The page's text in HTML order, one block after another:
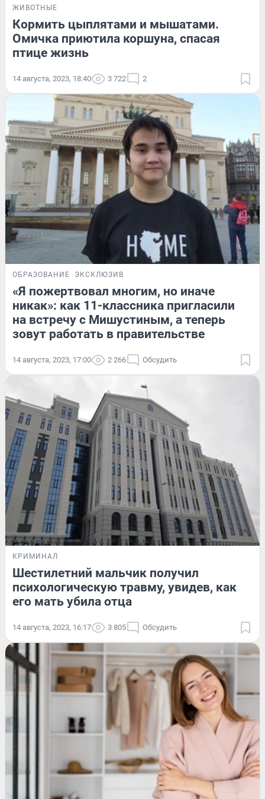
ЖИВОТНЫЕ
Кормить цыплятами и мышатами.
Омичка приютила коршуна, спасая
птице жизнь
14 августа, 2023, 18:40 3 722 2
ОБРАЗОВАНИЕ ЭКСКЛЮЗИВ
«Я пожертвовал многим, но иначе
никак»: как 11-классника пригласили
на встречу с Мишустиным, а теперь
зовут работать в правительстве
14 августа, 2023, 17:00 2 266 Обсудить
КРИМИНАЛ
Шестилетний мальчик получил
психологическую травму, увидев, как
его мать убила отца
14 августа, 2023, 16:17 3 805 Обсудить